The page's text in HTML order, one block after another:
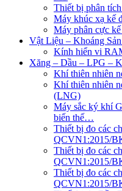
Thiết bị phân
Máy khúc xạ kế
Máy phân cực kế
Vật Liệu – Khoáng
Kính hiển vi
Xăng – Dầu – LPG –
Khí thiên nhiên
Khí thiên nhiên
(LNG)
Máy sắc ký khí
biến thế…
Thiết bị đo các
QCVN1:2015/
Thiết bị đo các
QCVN1:2015/
Thiết bị đo các
QCVN1:2015/